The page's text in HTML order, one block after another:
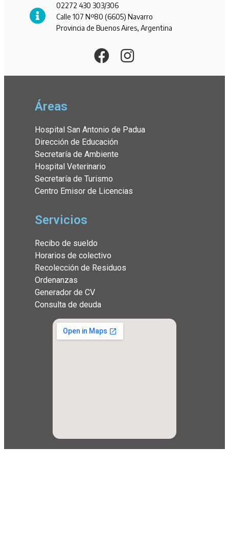
02272 430 303/306
Calle 107 Nº80 (6605) Navarro
Provincia de Buenos Aires, Argentina
Áreas
Hospital San Antonio de Padua
Dirección de Educación
Secretaría de Ambiente
Hospital Veterinario
Secretaría de Turismo
Centro Emisor de Licencias
Servicios
Recibo de sueldo
Horarios de colectivo
Recolección de Residuos
Ordenanzas
Generador de CV
Consulta de deuda